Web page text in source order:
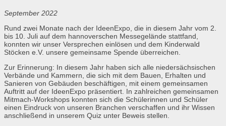
September 2022
Rund zwei Monate nach der IdeenExpo, die in diesem Jahr vom 2.
bis 10. Juli auf dem hannoverschen Messegelände stattfand,
konnten wir unser Versprechen einlösen und dem Kinderwald
Stöcken e.V. unsere gemeinsame Spende überreichen.
Zur Erinnerung: In diesem Jahr haben sich alle niedersächsischen
Verbände und Kammern, die sich mit dem Bauen, Erhalten und
Sanieren von Gebäuden beschäftigen, mit einem gemeinsamen
Auftritt auf der IdeenExpo präsentiert. In zahlreichen gemeinsamen
Mitmach-Workshops konnten sich die Schülerinnen und Schüler
einen Eindruck von unseren Branchen verschaffen und ihr Wissen
anschließend in unserem Quiz unter Beweis stellen.